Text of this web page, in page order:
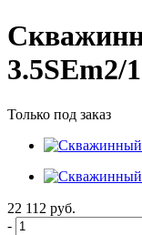
3.5SEm2/
Только под заказ
22 112 руб.
-